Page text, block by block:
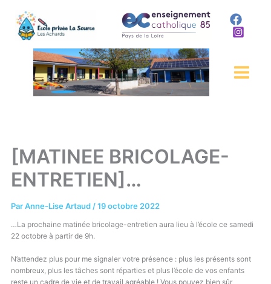
contenu
[MATINEE BRICOLAGE-
ENTRETIEN]…
ParAnne-Lise Artaud /19 octobre 2022
…La prochaine matinée bricolage-entretien aura lieu à l’école ce samedi
22 octobre à partir de 9h.
N’attendez plus pour me signaler votre présence : plus les présents sont
nombreux, plus les tâches sont réparties et plus l’école de vos enfants
reste un cadre de vie et de travail agréable ! Vous pouvez bien sûr